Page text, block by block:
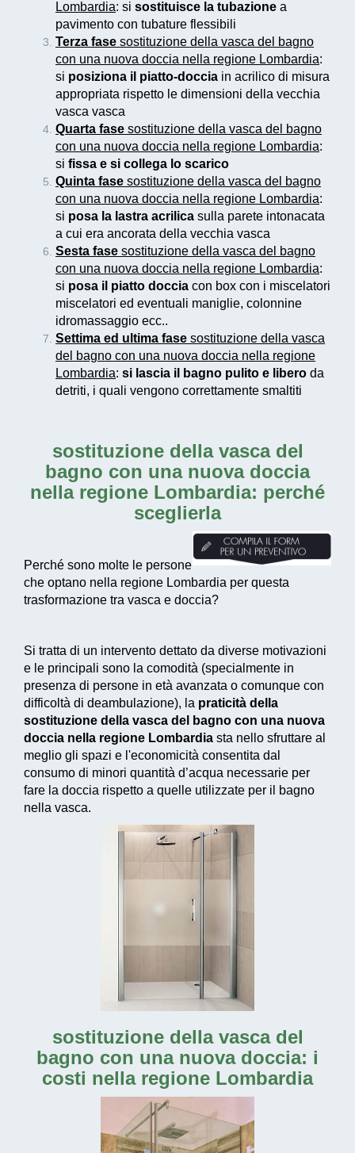
Lombardia: si sostituisce la tubazione a
pavimento con tubature flessibili
Terza fase sostituzione della vasca del bagno
con una nuova doccia nella regione Lombardia:
si posiziona il piatto-doccia in acrilico di misura
appropriata rispetto le dimensioni della vecchia
vasca vasca
Quarta fase sostituzione della vasca del bagno
con una nuova doccia nella regione Lombardia:
si fissa e si collega lo scarico
Quinta fase sostituzione della vasca del bagno
con una nuova doccia nella regione Lombardia:
si posa la lastra acrilica sulla parete intonacata
a cui era ancorata della vecchia vasca
Sesta fase sostituzione della vasca del bagno
con una nuova doccia nella regione Lombardia:
si posa il piatto doccia con box con i miscelatori
miscelatori ed eventuali maniglie, colonnine
idromassaggio ecc..
Settima ed ultima fase sostituzione della vasca
del bagno con una nuova doccia nella regione
Lombardia: si lascia il bagno pulito e libero da
detriti, i quali vengono correttamente smaltiti
sostituzione della vasca del
bagno con una nuova doccia
nella regione Lombardia: perché
sceglierla
Perché sono molte le persone
che optano nella regione Lombardia per questa
trasformazione tra vasca e doccia?
Si tratta di un intervento dettato da diverse motivazioni
e le principali sono la comodità (specialmente in
presenza di persone in età avanzata o comunque con
difficoltà di deambulazione), la praticità della
sostituzione della vasca del bagno con una nuova
doccia nella regione Lombardia sta nello sfruttare al
meglio gli spazi e l'economicità consentita dal
consumo di minori quantità d’acqua necessarie per
fare la doccia rispetto a quelle utilizzate per il bagno
nella vasca.
sostituzione della vasca del
bagno con una nuova doccia: i
costi nella regione Lombardia